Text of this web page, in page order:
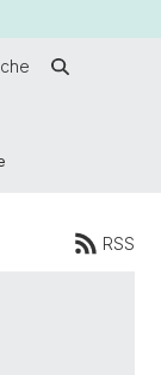
RSS